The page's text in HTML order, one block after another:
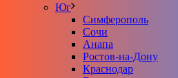
Юг
Симферополь
Сочи
Анапа
Ростов-на-Дону
Краснодар